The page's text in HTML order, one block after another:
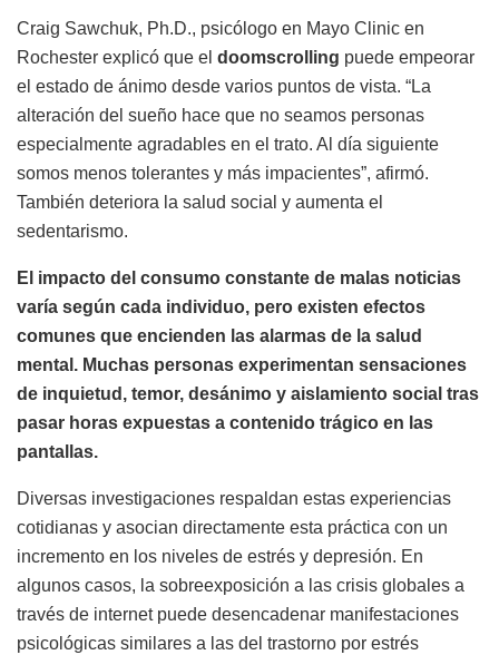
Craig Sawchuk, Ph.D., psicólogo en Mayo Clinic en
Rochester explicó que el doomscrolling puede empeorar
el estado de ánimo desde varios puntos de vista. “La
alteración del sueño hace que no seamos personas
especialmente agradables en el trato. Al día siguiente
somos menos tolerantes y más impacientes”, afirmó.
También deteriora la salud social y aumenta el
sedentarismo.
El impacto del consumo constante de malas noticias
varía según cada individuo, pero existen efectos
comunes que encienden las alarmas de la salud
mental. Muchas personas experimentan sensaciones
de inquietud, temor, desánimo y aislamiento social tras
pasar horas expuestas a contenido trágico en las
pantallas.
Diversas investigaciones respaldan estas experiencias
cotidianas y asocian directamente esta práctica con un
incremento en los niveles de estrés y depresión. En
algunos casos, la sobreexposición a las crisis globales a
través de internet puede desencadenar manifestaciones
psicológicas similares a las del trastorno por estrés